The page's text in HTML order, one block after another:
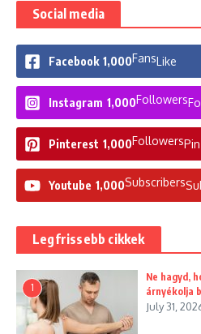
Social media
Facebook 1,000FansLike
Instagram 1,000Followers
Pinterest 1,000FollowersPin
Youtube 1,000Subscribers
Legfrissebb cikkek
1
Ne hagyd,
árnyékolja
July 31,